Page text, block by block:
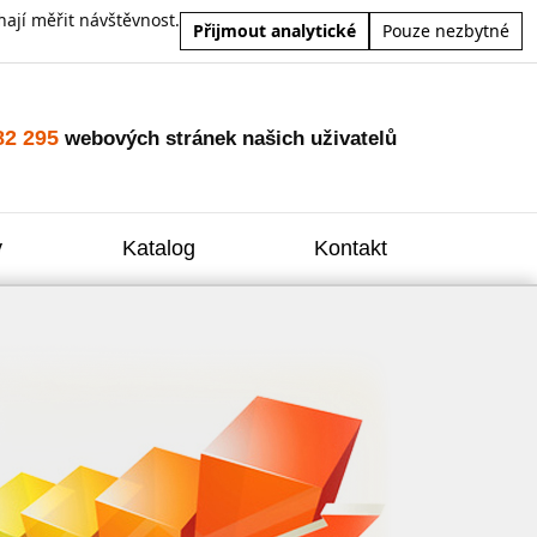
měřit návštěvnost.
Přijmout analytické Pouze nezbytné
295 webových stránek našich uživatelů
Katalog Kontakt